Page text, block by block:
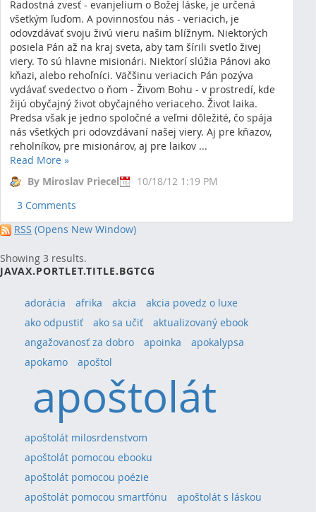
Radostná zvesť - evanjelium o Božej láske, je určená
všetkým ľuďom. A povinnosťou nás - veriacich, je
odovzdávať svoju živú vieru našim blížnym. Niektorých
posiela Pán až na kraj sveta, aby tam šírili svetlo živej
viery. To sú hlavne misionári. Niektorí slúžia Pánovi ako
kňazi, alebo rehoľníci. Väčšinu veriacich Pán pozýva
vydávať svedectvo o ňom - Živom Bohu - v prostredí, kde
žijú obyčajný život obyčajného veriaceho. Život laika.
Predsa však je jedno spoločné a veľmi dôležité, čo spája
nás všetkých pri odovzdávaní našej viery. Aj pre kňazov,
reholníkov, pre misionárov, aj pre laikov ...
Read More »
By Miroslav Priecel
10/18/12 1:19 PM
3 Comments
RSS (Opens New Window)
Showing 3 results.
JAVAX.PORTLET.TITLE.BGTCG
adorácia afrika akcia
akcia povedz o luxe
ako odpustiť
ako sa učiť
aktualizovaný ebook
angažovanosť za dobro
apoinka
apokalypsa
apokamo
apoštol
apoštolát
apoštolát milosrdenstvom
apoštolát pomocou ebooku
apoštolát pomocou poézie
apoštolát pomocou smartfónu
apoštolát s láskou